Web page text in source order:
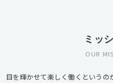
ミッ
OUR
目を輝かせて楽しく働くというの